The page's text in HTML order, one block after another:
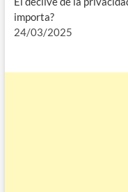
importa?
24/03/2025